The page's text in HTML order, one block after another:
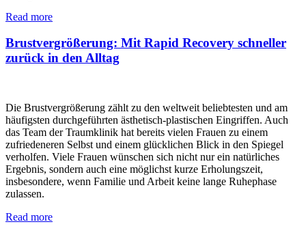
Read more
Brustvergrößerung: Mit Rapid Recovery schneller
zurück in den Alltag
Die Brustvergrößerung zählt zu den weltweit beliebtesten und am
häufigsten durchgeführten ästhetisch-plastischen Eingriffen. Auch
das Team der Traumklinik hat bereits vielen Frauen zu einem
zufriedeneren Selbst und einem glücklichen Blick in den Spiegel
verholfen. Viele Frauen wünschen sich nicht nur ein natürliches
Ergebnis, sondern auch eine möglichst kurze Erholungszeit,
insbesondere, wenn Familie und Arbeit keine lange Ruhephase
zulassen.
Read more